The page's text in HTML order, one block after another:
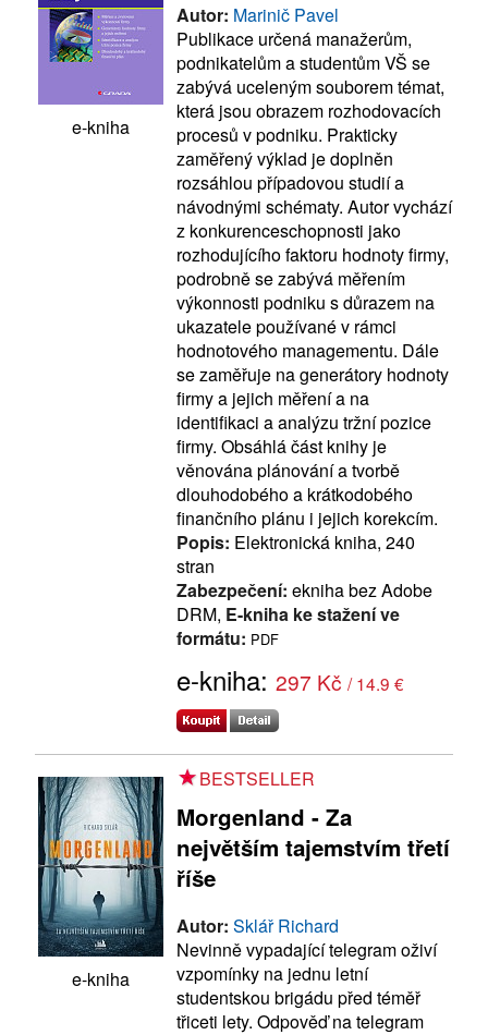
e-kniha
Autor: Marinič Pavel
Publikace určená manažerům,
podnikatelům a studentům VŠ se
zabývá uceleným souborem témat,
která jsou obrazem rozhodovacích
procesů v podniku. Prakticky
zaměřený výklad je doplněn
rozsáhlou případovou studií a
návodnými schématy. Autor vychází
z konkurenceschopnosti jako
rozhodujícího faktoru hodnoty firmy,
podrobně se zabývá měřením
výkonnosti podniku s důrazem na
ukazatele používané v rámci
hodnotového managementu. Dále
se zaměřuje na generátory hodnoty
firmy a jejich měření a na
identifikaci a analýzu tržní pozice
firmy. Obsáhlá část knihy je
věnována plánování a tvorbě
dlouhodobého a krátkodobého
finančního plánu i jejich korekcím.
Popis: Elektronická kniha, 240
stran
Zabezpečení: ekniha bez Adobe
DRM, E-kniha ke stažení ve
formátu: PDF
e-kniha: 297 Kč / 14.9 €
e-kniha
BESTSELLER
Morgenland - Za
největším tajemstvím třetí
říše
Autor: Sklář Richard
Nevinně vypadající telegram oživí
vzpomínky na jednu letní
studentskou brigádu před téměř
třiceti lety. Odpověď na telegram